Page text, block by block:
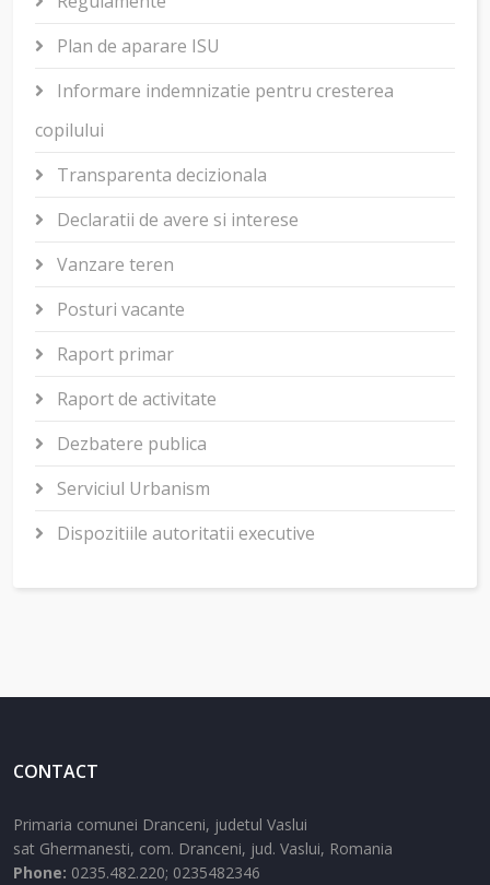
Plan de aparare ISU
Informare indemnizatie pentru cresterea
copilului
Transparenta decizionala
Declaratii de avere si interese
Vanzare teren
Posturi vacante
Raport primar
Raport de activitate
Dezbatere publica
Serviciul Urbanism
Dispozitiile autoritatii executive
CONTACT
Primaria comunei Dranceni, judetul Vaslui
sat Ghermanesti, com. Dranceni, jud. Vaslui, Romania
Phone: 0235.482.220; 0235482346